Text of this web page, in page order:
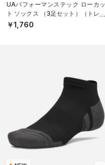
UAパフォーマンステック ローカッ
ト ソックス （3足セット）（トレー
ニング/UNISEX）
￥1,760